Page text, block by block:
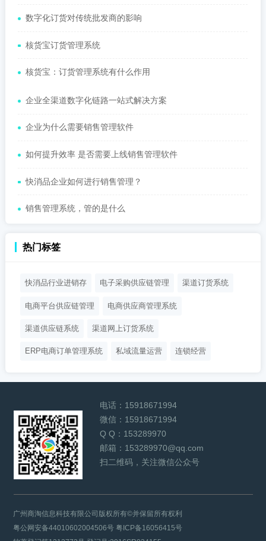
数字化订货对传统批发商的影响
核货宝订货管理系统
核货宝：订货管理系统有什么作用
企业全渠道数字化链路一站式解决方案
企业为什么需要销售管理软件
如何提升效率 是否需要上线销售管理软件
快消品企业如何进行销售管理？
销售管理系统，管的是什么
热门标签
快消品行业进销存 电子采购供应链管理 渠道订货系统
电商平台供应链管理 电商供应商管理系统
渠道供应链系统 渠道网上订货系统
ERP电商订单管理系统 私域流量运营 连锁经营
电话： 15918671994
微信： 15918671994
Q Q： 153289970
邮箱： 153289970@qq.com
扫二维码，关注微信公众号
广州商淘信息科技有限公司版权所有©并保留所有权利
粤公网安备44010602004506号粤ICP备16056415号